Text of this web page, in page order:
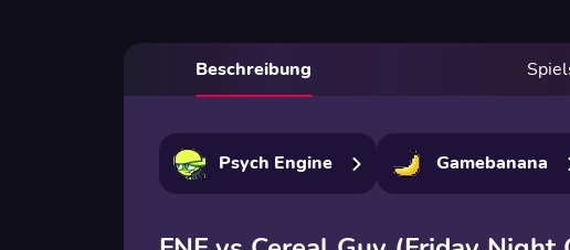
Beschreibung
Psych Engine Gamebanana